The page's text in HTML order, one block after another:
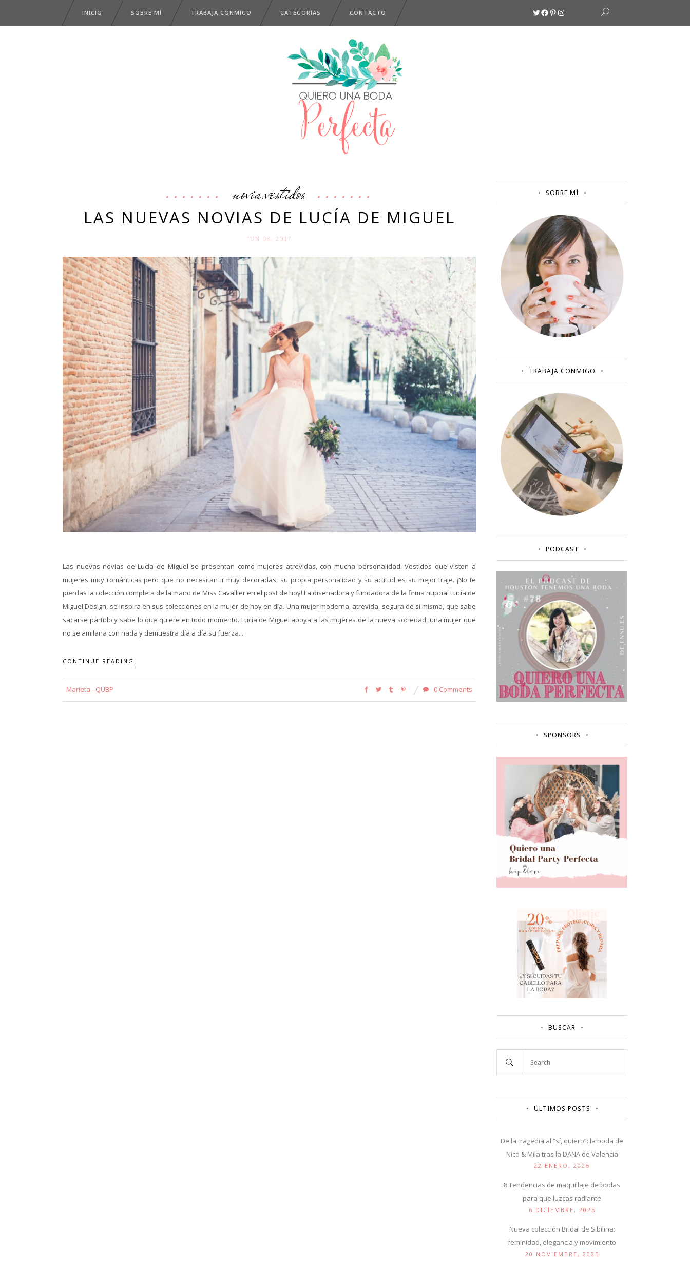
INICIO SOBRE MÍ TRABAJA CONMIGO CATEGORÍAS CONTACTO Twitter
Facebook
Pinterest
Instagram
novia,vestidos
LAS NUEVAS NOVIAS DE LUCÍA DE MIGUEL
JUN 08. 2017
Las nuevas novias de Lucía de Miguel se presentan como mujeres atrevidas, con mucha personalidad. Vestidos que visten a
mujeres muy románticas pero que no necesitan ir muy decoradas, su propia personalidad y su actitud es su mejor traje. ¡No te
pierdas la colección completa de la mano de Miss Cavallier en el post de hoy! La diseñadora y fundadora de la firma nupcial Lucía de
Miguel Design, se inspira en sus colecciones en la mujer de hoy en día. Una mujer moderna, atrevida, segura de sí misma, que sabe
sacarse partido y sabe lo que quiere en todo momento. Lucía de Miguel apoya a las mujeres de la nueva sociedad, una mujer que
no se amilana con nada y demuestra día a día su fuerza...
CONTINUE READING
Marieta - QUBP 0 Comments
SOBRE MÍ
TRABAJA CONMIGO
PODCAST
SPONSORS
BUSCAR
ÚLTIMOS POSTS
De la tragedia al “sí, quiero”: la boda de
Nico & Mila tras la DANA de Valencia
22 ENERO, 2026
8 Tendencias de maquillaje de bodas
para que luzcas radiante
6 DICIEMBRE, 2025
Nueva colección Bridal de Sibilina:
feminidad, elegancia y movimiento
20 NOVIEMBRE, 2025